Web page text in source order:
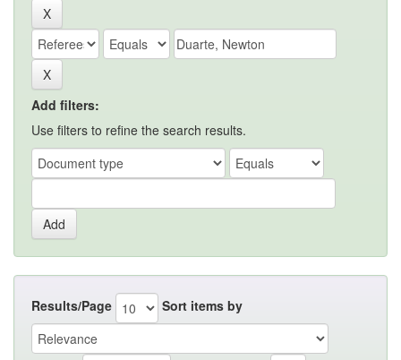
Add filters:
Use filters to refine the search results.
Results/Page Sort items by